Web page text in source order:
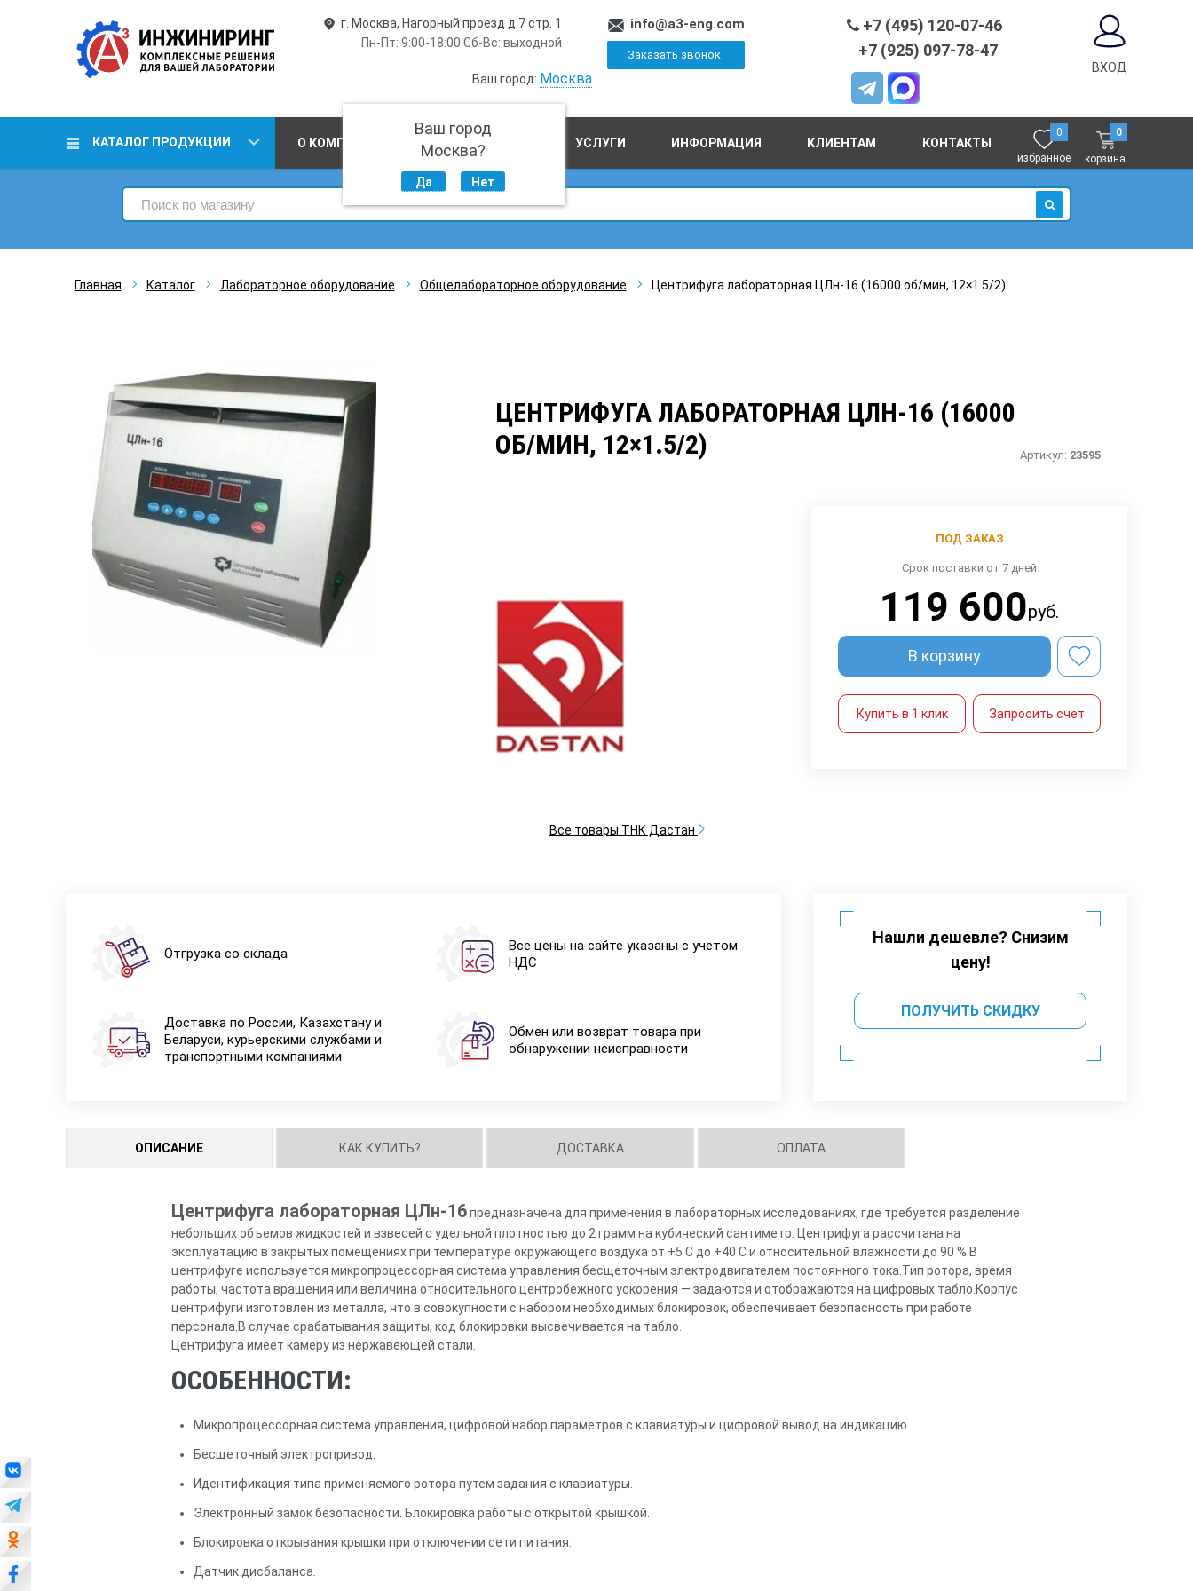
г. Москва, Нагорный проезд д.7 стр. 1
Пн-Пт: 9:00-18:00 Сб-Вс: выходной
Ваш город: Москва
Ваш город
Москва?
Да Нет
info@a3-eng.com
Заказать звонок
+7 (495) 120-07-46
+7 (925) 097-78-47
ВХОД
КАТАЛОГ ПРОДУКЦИИ О КОМПАНИИ ПРОИЗВОДСТВО УСЛУГИ ИНФОРМАЦИЯ КЛИЕНТАМ КОНТАКТЫ
0
избранное
0
корзина
ИСКАТЬ
Главная Каталог Лабораторное оборудование Общелабораторное оборудование Центрифуга лабораторная ЦЛн-16 (16000 об/мин, 12×1.5/2)
ЦЕНТРИФУГА ЛАБОРАТОРНАЯ ЦЛН-16 (16000
ОБ/МИН, 12×1.5/2)
Артикул: 23595
Все товары ТНК Дастан
ПОД ЗАКАЗ
Срок поставки от 7 дней
119 600руб.
В корзину
Купить в 1 клик Запросить счет
Отгрузка со склада
Все цены на сайте указаны с учетом
НДС
Доставка по России, Казахстану и
Беларуси, курьерскими службами и
транспортными компаниями
Обмен или возврат товара при
обнаружении неисправности
Нашли дешевле? Снизим
цену!
ПОЛУЧИТЬ СКИДКУ
ОПИСАНИЕ КАК КУПИТЬ? ДОСТАВКА ОПЛАТА
Центрифуга лабораторная ЦЛн-16предназначена для применения в лабораторных исследованиях, где требуется разделение
небольших объемов жидкостей и взвесей с удельной плотностью до 2 грамм на кубический сантиметр. Центрифуга рассчитана на
эксплуатацию в закрытых помещениях при температуре окружающего воздуха от +5 С до +40 С и относительной влажности до 90 %.В
центрифуге используется микропроцессорная система управления бесщеточным электродвигателем постоянного тока.Тип ротора, время
работы, частота вращения или величина относительного центробежного ускорения — задаются и отображаются на цифровых табло.Корпус
центрифуги изготовлен из металла, что в совокупности с набором необходимых блокировок, обеспечивает безопасность при работе
персонала.В случае срабатывания защиты, код блокировки высвечивается на табло.
Центрифуга имеет камеру из нержавеющей стали.
ОСОБЕННОСТИ:
Микропроцессорная система управления, цифровой набор параметров с клавиатуры и цифровой вывод на индикацию.
Бесщеточный электропривод.
Идентификация типа применяемого ротора путем задания с клавиатуры.
Электронный замок безопасности. Блокировка работы с открытой крышкой.
Блокировка открывания крышки при отключении сети питания.
Датчик дисбаланса.